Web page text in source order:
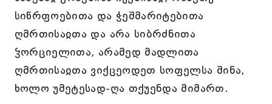
სიწრფოებითა და ჭეშმარიტებითა
ღმრთისაჲთა და არა სიბრძნითა
ჴორციელითა, არამედ მადლითა
ღმრთისაჲთა ვიქცეოდეთ სოფელსა შინა,
ხოლო უმეტესად-ღა თქუენდა მიმართ.